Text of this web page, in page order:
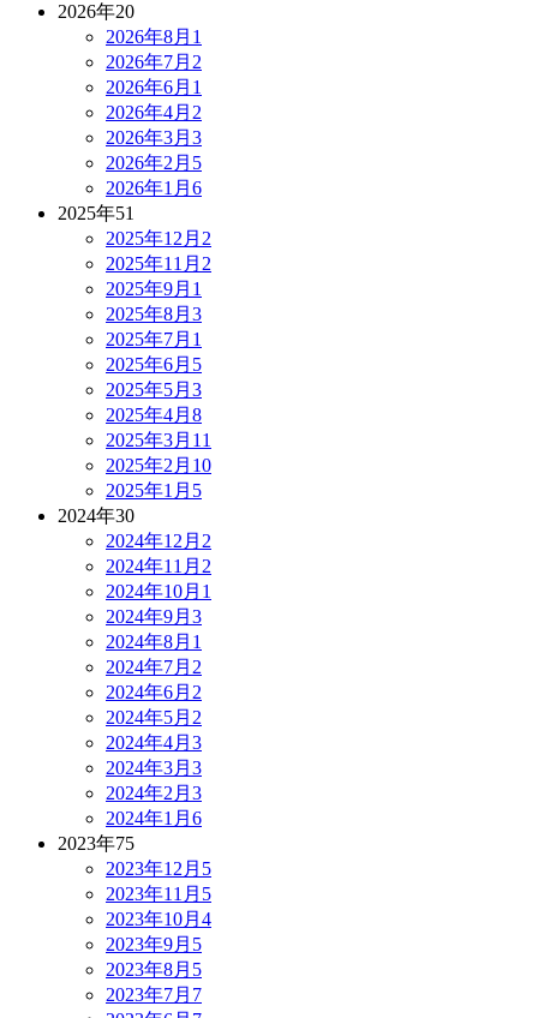
2026年20
2026年8月 1
2026年7月 2
2026年6月 1
2026年4月 2
2026年3月 3
2026年2月 5
2026年1月 6
2025年51
2025年12月 2
2025年11月 2
2025年9月 1
2025年8月 3
2025年7月 1
2025年6月 5
2025年5月 3
2025年4月 8
2025年3月 11
2025年2月 10
2025年1月 5
2024年30
2024年12月 2
2024年11月 2
2024年10月 1
2024年9月 3
2024年8月 1
2024年7月 2
2024年6月 2
2024年5月 2
2024年4月 3
2024年3月 3
2024年2月 3
2024年1月 6
2023年75
2023年12月 5
2023年11月 5
2023年10月 4
2023年9月 5
2023年8月 5
2023年7月 7